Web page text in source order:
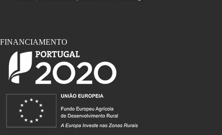
FINANCIAMENTO